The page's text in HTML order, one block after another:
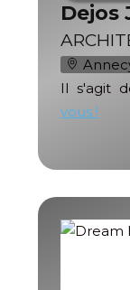
Dejos
Il s'agit
vous !